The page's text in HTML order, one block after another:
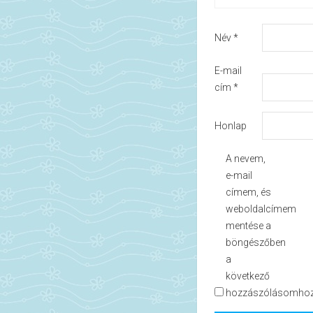
Név*
E-mail
cím *
Honlap
A nevem,
e-mail
címem, és
weboldalcímem
mentése a
böngészőben
a
következő